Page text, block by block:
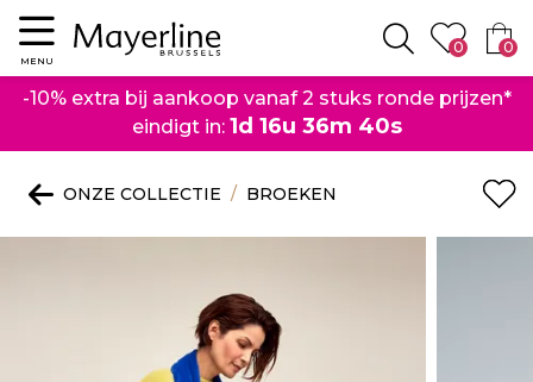
Menu
MENU Zoeken
0 0
-10% extra bij aankoop vanaf 2 stuks ronde prijzen*
eindigt in: 1d 16u 36m 40s
ONZE COLLECTIE BROEKEN